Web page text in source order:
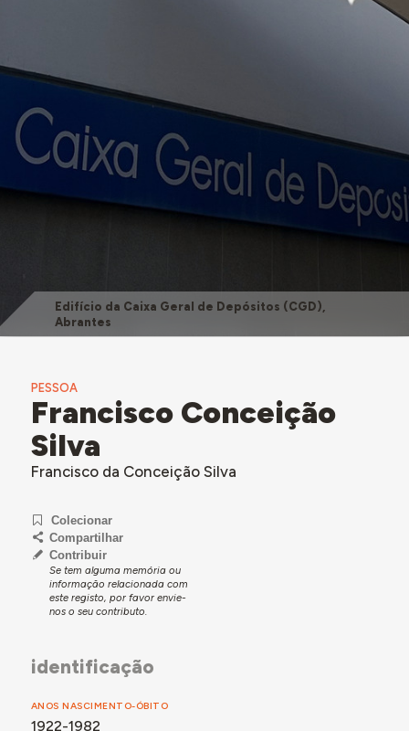
Edifício da Caixa Geral de Depósitos (CGD),
Abrantes
PESSOA
Francisco Conceição
Silva
Francisco da Conceição Silva
Colecionar
Compartilhar
Contribuir
Se tem alguma memória ou
informação relacionada com
este registo, por favor envie-
nos o seu contributo.
identificação
ANOS NASCIMENTO-ÓBITO
1922-1982